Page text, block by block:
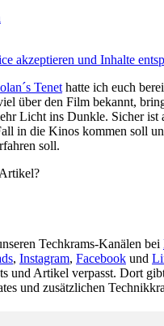
akzeptieren und Inhalte
Tenet hatte ich euch
über den Film bekannt,
Licht ins Dunkle. Sicher ist
in die Kinos kommen soll
soll.
Techkrams-Kanälen bei
, Instagram, Facebook und
und Artikel verpasst. Dort
und zusätzlichen